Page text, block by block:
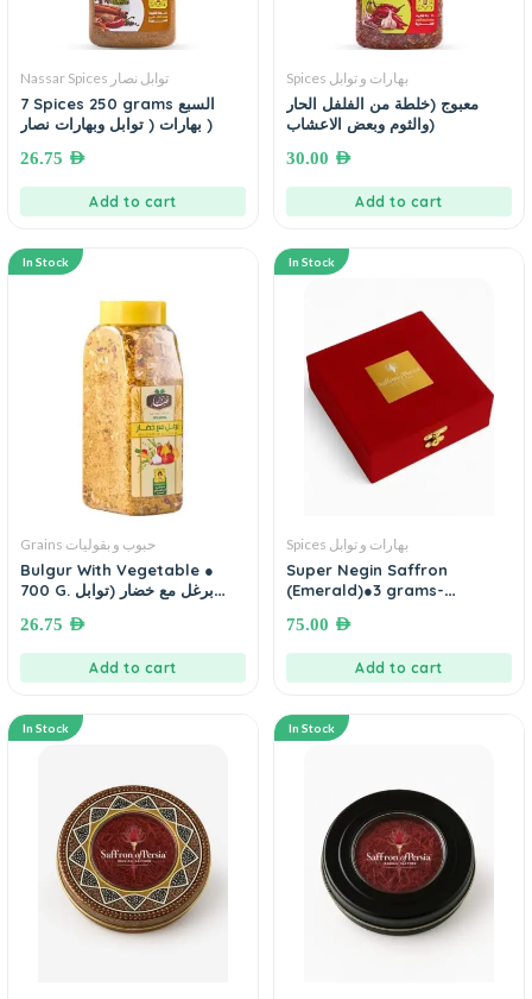
Nassar Spices توابل نصار
7 Spices 250 grams السبع
بهارات ( توابل وبهارات نصار )
26.75 AED
Add to cart
Spices بهارات و توابل
معبوج (خلطة من الفلفل الحار
والثوم وبعض الاعشاب)
30.00 AED
Add to cart
In Stock
Grains حبوب و بقوليات
Bulgur With Vegetable ●
700 G. برغل مع خضار (توابل
26.75 AED
Add to cart
In Stock
Spices بهارات و توابل
Super Negin Saffron
(Emerald)●3 grams-
75.00 AED
Add to cart
In Stock In Stock